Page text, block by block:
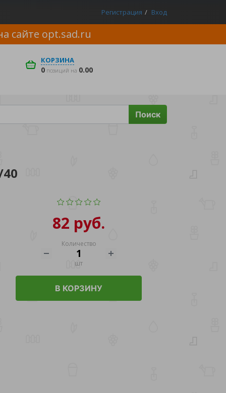
Регистрация Вход
сайте opt.sad.ru
КОРЗИНА
0 позиций на 0.00
Поиск
82 руб.
Количество
шт
В КОРЗИНУ